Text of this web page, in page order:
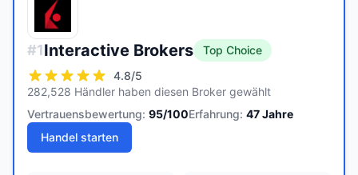
#1Interactive Brokers
Top Choice
4.8/5
282,528 Händler haben diesen Broker gewählt
Vertrauensbewertung: 95/100Erfahrung: 47Jahre
Handel starten